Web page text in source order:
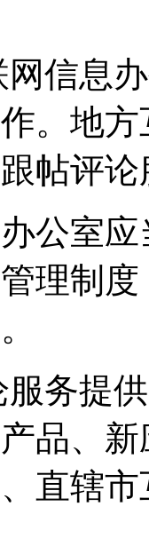
信息
。地
帖评
公室
理制
务提
品、
直辖